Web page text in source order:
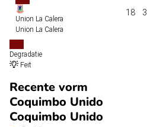
Union La Calera
Union La Calera
18 3
Degradatie
Feit
Recente vorm
Coquimbo Unido
Coquimbo Unido